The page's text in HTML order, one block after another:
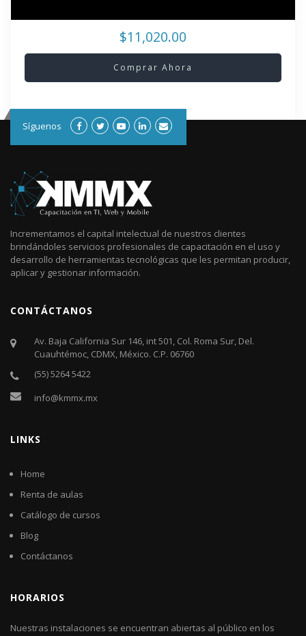
$11,020.00
Comprar Ahora
Síguenos
Incrementamos el capital intelectual de nuestros clientes
brindándoles servicios profesionales de capacitación en el uso y
desarrollo de herramientas tecnológicas que les permitan producir,
aplicar y gestionar información.
CONTÁCTANOS
Av. Baja California Sur 146, int 501, Col. Roma Sur, Del.
Cuauhtémoc, CDMX, México. C.P. 06760​
(55) 5264 5422
info@kmmx.mx
LINKS
Home
Renta de aulas
Catálogo de cursos
Blog
Contáctanos
HORARIOS
Nuestras instalaciones se encuentran abiertas al público en los